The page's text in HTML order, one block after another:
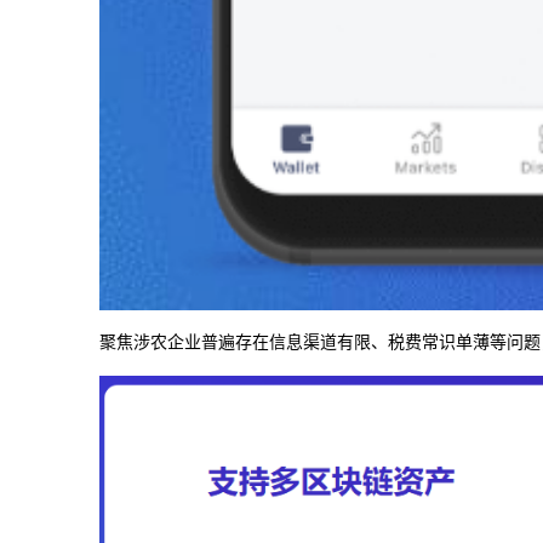
聚焦涉农企业普遍存在信息渠道有限、税费常识单薄等问